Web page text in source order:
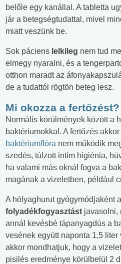
belőle egy kanállal. A tabletta
jár a betegségtudattal, mivel
miatt veszünk be.
Sok páciens lelkileg nem tud
elmegy nyaralni, és a
otthon maradt az
de a tudattól rögtön beteg lesz.
Mi okozza a fertőzést?
Normális körülmények között a
baktériumokkal. A fertőzés
baktériumflóra nem működik
szedés, túlzott intim higiénia,
ha valami más oknál fogva a
magának a vizeletben, például
A hólyaghurut gyógymódjaként
folyadékfogyasztást javasolni,
annál kevésbé tápanyagdús a
vesének együtt naponta 1,5
akkor mondhatjuk, hogy a
pisilés eredménye körülbelül 2